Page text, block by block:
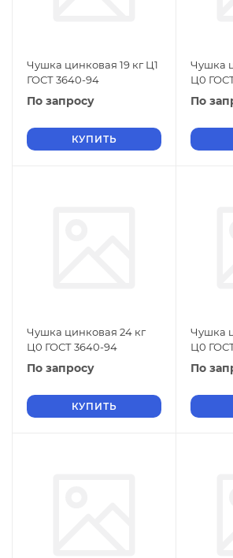
Чушка цинковая 19 кг Ц1
ГОСТ 3640-94
По запросу
КУПИТЬ
Чушка
Ц0
По
Чушка цинковая 24 кг
Ц0 ГОСТ 3640-94
По запросу
КУПИТЬ
Чушка
Ц0
По